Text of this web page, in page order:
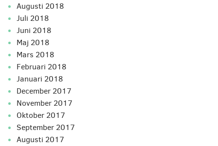
augusti 2018
juli 2018
juni 2018
maj 2018
mars 2018
februari 2018
januari 2018
december 2017
november 2017
oktober 2017
september 2017
augusti 2017